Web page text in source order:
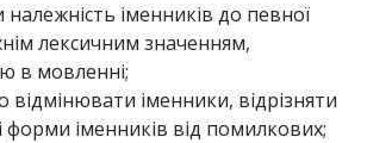
належність іменників до певної
лексичним значенням,
в мовленні;
відмінювати іменники, відрізняти
форми іменників від помилкових;